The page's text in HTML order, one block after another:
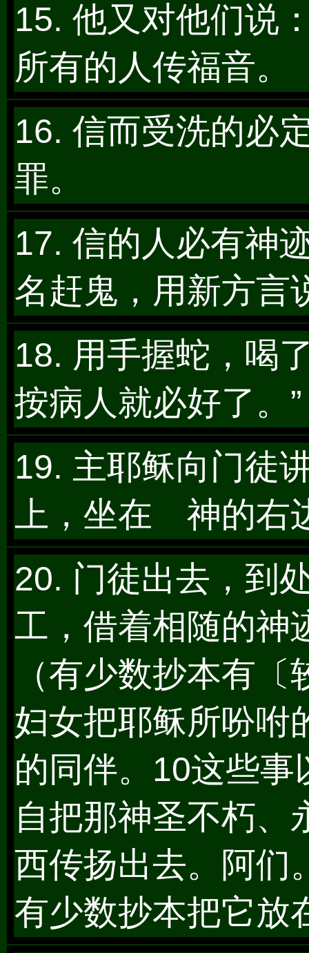
15. 他又对他们说
所有的人传福音。
16. 信而受洗的必
罪。
17. 信的人必有神
名赶鬼，用新方言
18. 用手握蛇，喝
按病人就必好了。”
19. 主耶稣向门徒
上，坐在 神的右
20. 门徒出去，到
工，借着相随的神
（有少数抄本有
妇女把耶稣所吩咐
的同伴。10这些
自把那神圣不朽、
西传扬出去。阿们
有少数抄本把它放